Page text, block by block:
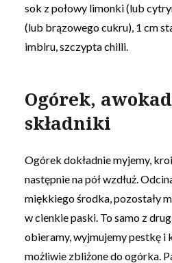
sok z połowy limonki (lub
(lub brązowego cukru), 1 cm
imbiru, szczypta chilli.
Ogórek,
składniki
Ogórek dokładnie myjemy,
następnie na pół wzdłuż.
miękkiego środka, pozostały
w cienkie paski. To samo z
obieramy, wyjmujemy pestkę i
możliwie zbliżone do ogórka.